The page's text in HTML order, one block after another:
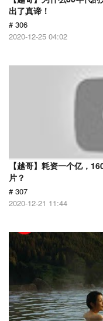
出了真谛！
# 306
2020-12-25 04:02
【越哥】耗资一个亿，
片？
# 307
2020-12-21 11:44